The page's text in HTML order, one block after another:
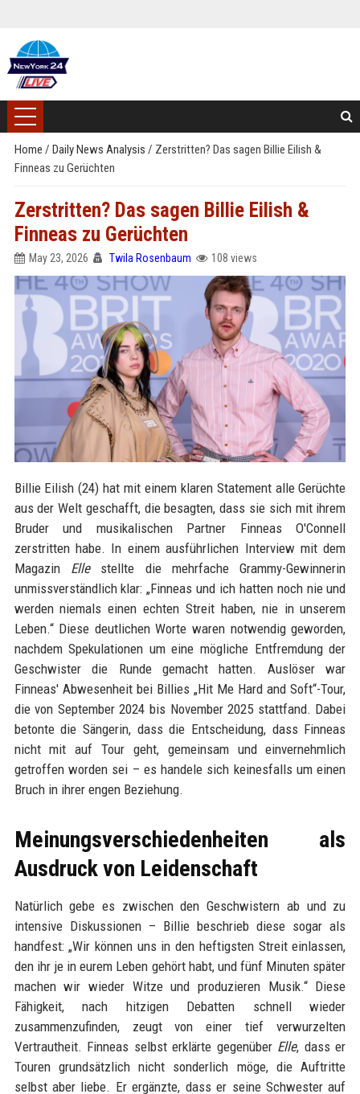
Home / Daily News Analysis / Zerstritten? Das sagen Billie Eilish &
Finneas zu Gerüchten
Zerstritten? Das sagen Billie Eilish &
Finneas zu Gerüchten
May 23, 2026 Twila Rosenbaum 108 views
Billie Eilish (24) hat mit einem klaren Statement alle Gerüchte
aus der Welt geschafft, die besagten, dass sie sich mit ihrem
Bruder und musikalischen Partner Finneas O'Connell
zerstritten habe. In einem ausführlichen Interview mit dem
Magazin Ellestellte die mehrfache Grammy-Gewinnerin
unmissverständlich klar: „Finneas und ich hatten noch nie und
werden niemals einen echten Streit haben, nie in unserem
Leben.“ Diese deutlichen Worte waren notwendig geworden,
nachdem Spekulationen um eine mögliche Entfremdung der
Geschwister die Runde gemacht hatten. Auslöser war
Finneas' Abwesenheit bei Billies „Hit Me Hard and Soft“-Tour,
die von September 2024 bis November 2025 stattfand. Dabei
betonte die Sängerin, dass die Entscheidung, dass Finneas
nicht mit auf Tour geht, gemeinsam und einvernehmlich
getroffen worden sei – es handele sich keinesfalls um einen
Bruch in ihrer engen Beziehung.
Meinungsverschiedenheiten als
Ausdruck von Leidenschaft
Natürlich gebe es zwischen den Geschwistern ab und zu
intensive Diskussionen – Billie beschrieb diese sogar als
handfest: „Wir können uns in den heftigsten Streit einlassen,
den ihr je in eurem Leben gehört habt, und fünf Minuten später
machen wir wieder Witze und produzieren Musik.“ Diese
Fähigkeit, nach hitzigen Debatten schnell wieder
zusammenzufinden, zeugt von einer tief verwurzelten
Vertrautheit. Finneas selbst erklärte gegenüber Elle, dass er
Touren grundsätzlich nicht sonderlich möge, die Auftritte
selbst aber liebe. Er ergänzte, dass er seine Schwester auf